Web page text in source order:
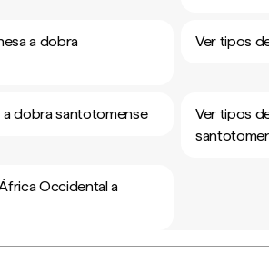
a dobra
Ver tipos
dobra santotomense
Ver tipos
Occidental a